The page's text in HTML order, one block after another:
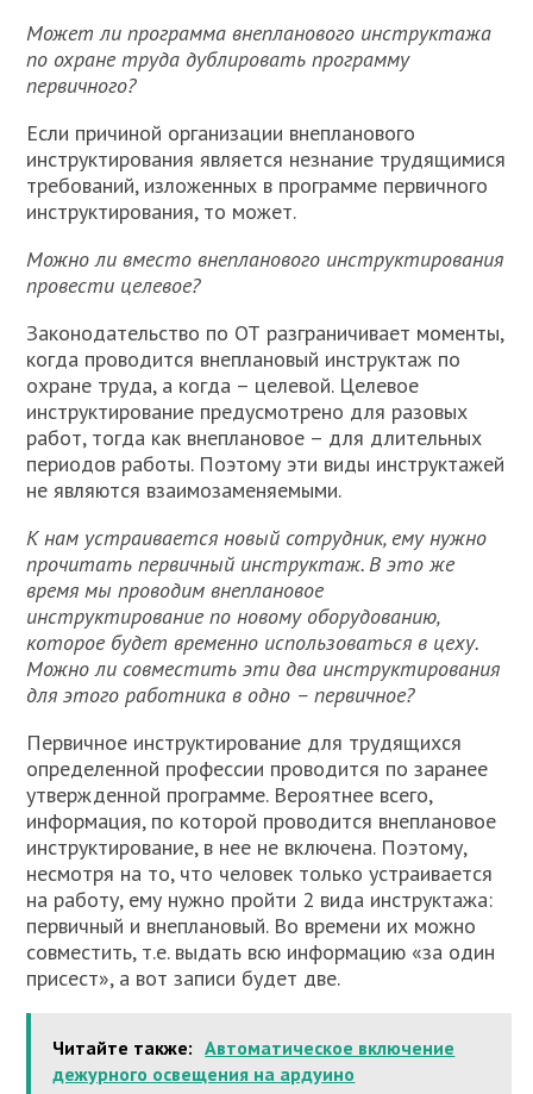
Может ли программа внепланового инструктажа
по охране труда дублировать программу
первичного?
Если причиной организации внепланового
инструктирования является незнание трудящимися
требований, изложенных в программе первичного
инструктирования, то может.
Можно ли вместо внепланового инструктирования
провести целевое?
Законодательство по ОТ разграничивает моменты,
когда проводится внеплановый инструктаж по
охране труда, а когда – целевой. Целевое
инструктирование предусмотрено для разовых
работ, тогда как внеплановое – для длительных
периодов работы. Поэтому эти виды инструктажей
не являются взаимозаменяемыми.
К нам устраивается новый сотрудник, ему нужно
прочитать первичный инструктаж. В это же
время мы проводим внеплановое
инструктирование по новому оборудованию,
которое будет временно использоваться в цеху.
Можно ли совместить эти два инструктирования
для этого работника в одно – первичное?
Первичное инструктирование для трудящихся
определенной профессии проводится по заранее
утвержденной программе. Вероятнее всего,
информация, по которой проводится внеплановое
инструктирование, в нее не включена. Поэтому,
несмотря на то, что человек только устраивается
на работу, ему нужно пройти 2 вида инструктажа:
первичный и внеплановый. Во времени их можно
совместить, т.е. выдать всю информацию «за один
присест», а вот записи будет две.
Читайте также: Автоматическое включение
дежурного освещения на ардуино